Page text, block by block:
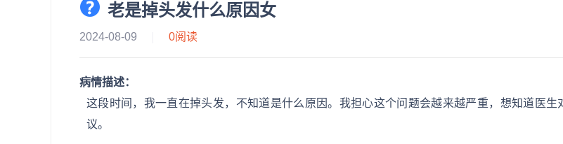
老是掉头发什么原因女
2024-08-09 0阅读
病情描述：
这段时间，我一直在掉头发，不知道是什么原因。我担心这个问题会越来越严重，想知道医生
议。